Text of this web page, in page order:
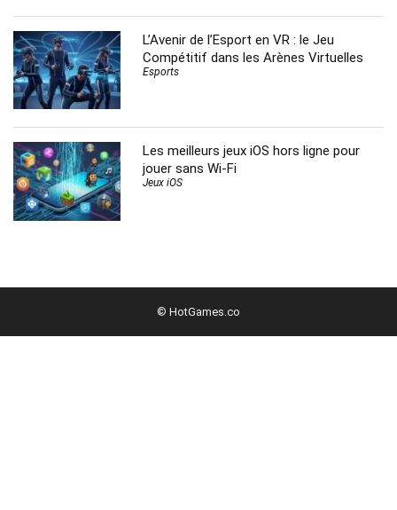
L’Avenir de l’Esport en VR : le Jeu
Compétitif dans les Arènes Virtuelles
Esports
Les meilleurs jeux iOS hors ligne pour
jouer sans Wi-Fi
Jeux iOS
© HotGames.co